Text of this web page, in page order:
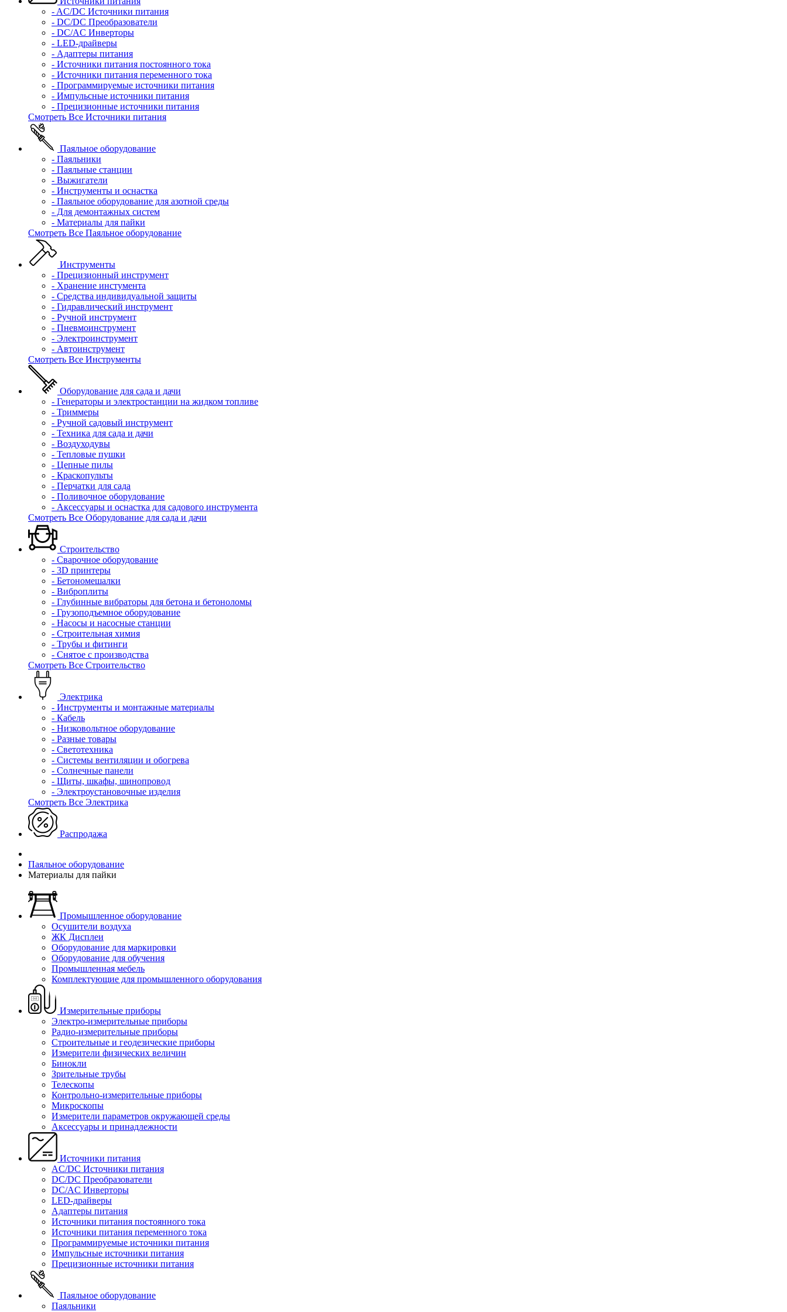
- AC/DC Источники питания
- DC/DC Преобразователи
- DC/AC Инверторы
- LED-драйверы
- Адаптеры питания
- Источники питания постоянного тока
- Источники питания переменного тока
- Программируемые источники питания
- Импульсные источники питания
- Прецизионные источники питания
Смотреть Все Источники питания
Паяльное оборудование
- Паяльники
- Паяльные станции
- Выжигатели
- Инструменты и оснастка
- Паяльное оборудование для азотной среды
- Для демонтажных систем
- Материалы для пайки
Смотреть Все Паяльное оборудование
Инструменты
- Прецизионный инструмент
- Хранение инстумента
- Средства индивидуальной защиты
- Гидравлический инструмент
- Ручной инструмент
- Пневмоинструмент
- Электроинструмент
- Автоинструмент
Смотреть Все Инструменты
Оборудование для сада и дачи
- Генераторы и электростанции на жидком топливе
- Триммеры
- Ручной садовый инструмент
- Техника для сада и дачи
- Воздуходувы
- Тепловые пушки
- Цепные пилы
- Краскопульты
- Перчатки для сада
- Поливочное оборудование
- Аксессуары и оснастка для садового инструмента
Смотреть Все Оборудование для сада и дачи
Строительство
- Сварочное оборудование
- 3D принтеры
- Бетономешалки
- Виброплиты
- Глубинные вибраторы для бетона и бетоноломы
- Грузоподъемное оборудование
- Насосы и насосные станции
- Строительная химия
- Трубы и фитинги
- Снятое с производства
Смотреть Все Строительство
Электрика
- Инструменты и монтажные материалы
- Кабель
- Низковольтное оборудование
- Разные товары
- Светотехника
- Системы вентиляции и обогрева
- Солнечные панели
- Щиты, шкафы, шинопровод
- Электроустановочные изделия
Смотреть Все Электрика
Распродажа
Паяльное оборудование
Материалы для пайки
Промышленное оборудование
Осушители воздуха
ЖК Дисплеи
Оборудование для маркировки
Оборудование для обучения
Промышленная мебель
Комплектующие для промышленного оборудования
Измерительные приборы
Электро-измерительные приборы
Радио-измерительные приборы
Строительные и геодезические приборы
Измерители физических величин
Бинокли
Зрительные трубы
Телескопы
Контрольно-измерительные приборы
Микроскопы
Измерители параметров окружающей среды
Аксессуары и принадлежности
Источники питания
AC/DC Источники питания
DC/DC Преобразователи
DC/AC Инверторы
LED-драйверы
Адаптеры питания
Источники питания постоянного тока
Источники питания переменного тока
Программируемые источники питания
Импульсные источники питания
Прецизионные источники питания
Паяльное оборудование
Паяльники